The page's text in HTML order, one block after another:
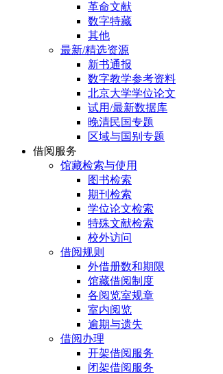
革命文献
数字特藏
其他
最新/精选资源
新书通报
数字教学参考资料
北京大学学位论文
试用/最新数据库
晚清民国专题
区域与国别专题
借阅服务
馆藏检索与使用
图书检索
期刊检索
学位论文检索
特殊文献检索
校外访问
借阅规则
外借册数和期限
馆藏借阅制度
各阅览室规章
室内阅览
逾期与遗失
借阅办理
开架借阅服务
闭架借阅服务